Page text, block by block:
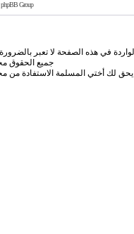
Group
في هذه الصفحة لا تعبر
جميع الحقوق
يحق لك أختي المسلمة الاستفادة من